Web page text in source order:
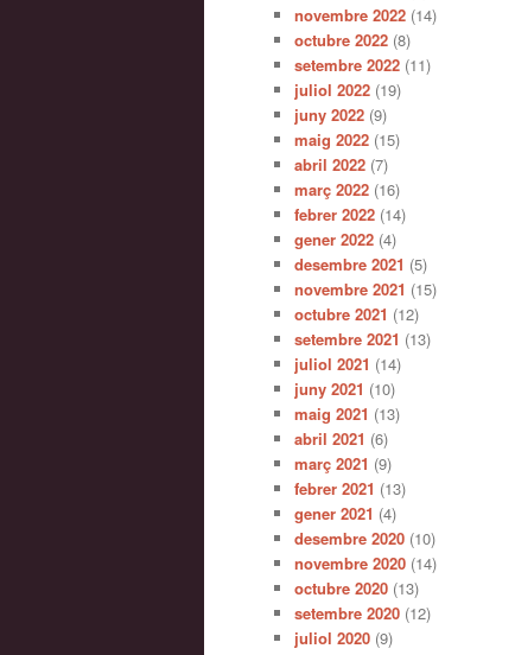
novembre 2022 (14)
octubre 2022 (8)
setembre 2022 (11)
juliol 2022 (19)
juny 2022 (9)
maig 2022 (15)
abril 2022 (7)
març 2022 (16)
febrer 2022 (14)
gener 2022 (4)
desembre 2021 (5)
novembre 2021 (15)
octubre 2021 (12)
setembre 2021 (13)
juliol 2021 (14)
juny 2021 (10)
maig 2021 (13)
abril 2021 (6)
març 2021 (9)
febrer 2021 (13)
gener 2021 (4)
desembre 2020 (10)
novembre 2020 (14)
octubre 2020 (13)
setembre 2020 (12)
juliol 2020 (9)